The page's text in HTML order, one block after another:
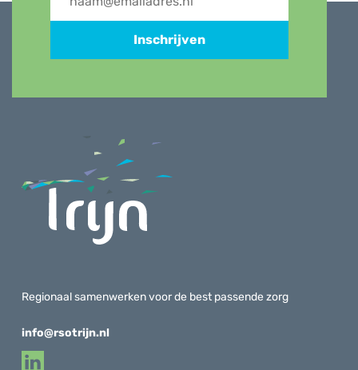
Inschrijven
Regionaal samenwerken voor de best passende zorg
info@rsotrijn.nl